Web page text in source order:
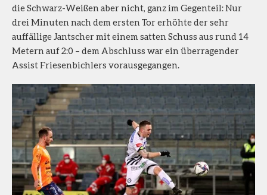
die Schwarz-Weißen aber nicht, ganz im Gegenteil: Nur
drei Minuten nach dem ersten Tor erhöhte der sehr
auffällige Jantscher mit einem satten Schuss aus rund 14
Metern auf 2:0 – dem Abschluss war ein überragender
Assist Friesenbichlers vorausgegangen.